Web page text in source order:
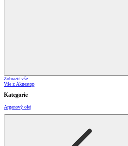
Zobrazit vše
Vše z Aknestop
Kategorie
Arganový olej